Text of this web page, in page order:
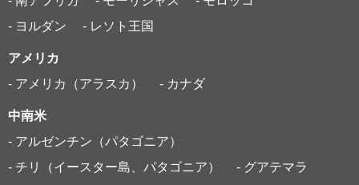
- ヨルダン
- レソト王国
アメリカ
- アメリカ（アラスカ）
- カナダ
中南米
- アルゼンチン（パタゴニア）
- チリ（イースター島、パタゴニア）
- グアテマラ